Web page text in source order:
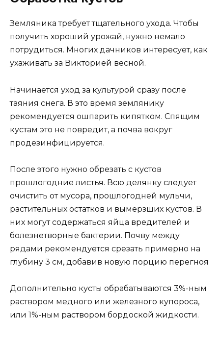
Земляника требует тщательного ухода. Чтобы
получить хороший урожай, нужно немало
потрудиться. Многих дачников интересует, как
ухаживать за Викторией весной.
Начинается уход за культурой сразу после
таяния снега. В это время землянику
рекомендуется ошпарить кипятком. Спящим
кустам это не повредит, а почва вокруг
продезинфицируется.
После этого нужно обрезать с кустов
прошлогодние листья. Всю делянку следует
очистить от мусора, прошлогодней мульчи,
растительных остатков и вымерзших кустов. В
них могут содержаться яйца вредителей и
болезнетворные бактерии. Почву между
рядами рекомендуется срезать примерно на
глубину 3 см, добавив новую порцию перегноя
Дополнительно кусты обрабатываются 3%-ным
раствором медного или железного купороса,
или 1%-ным раствором бордоской жидкости.